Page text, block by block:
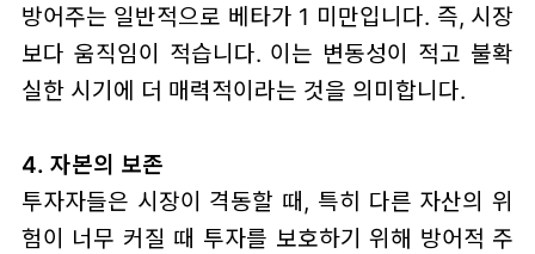
방어주는 일반적으로 베타가 1 미만입니다. 즉, 시장
보다 움직임이 적습니다. 이는 변동성이 적고 불확
실한 시기에 더 매력적이라는 것을 의미합니다.
4. 자본의 보존
투자자들은 시장이 격동할 때, 특히 다른 자산의 위
험이 너무 커질 때 투자를 보호하기 위해 방어적 주